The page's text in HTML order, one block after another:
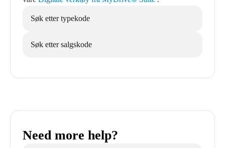
Søk etter typekode
Søk etter salgskode
Need more help?